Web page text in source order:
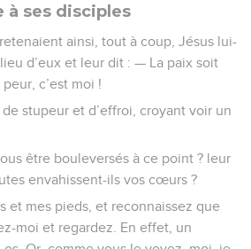
à ses disciples
ainsi, tout à coup, Jésus lui-
d’eux et leur dit : — La paix soit
c’est moi !
stupeur et d’effroi, croyant voir un
être bouleversés à ce point ? leur
envahissent-ils vos cœurs ?
et mes pieds, et reconnaissez que
moi et regardez. En effet, un